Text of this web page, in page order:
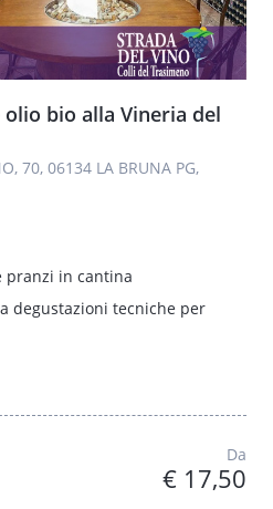
bio alla Vineria del
70, 06134 LA BRUNA PG,
pranzi in cantina
degustazioni tecniche per
Da
€ 17,50